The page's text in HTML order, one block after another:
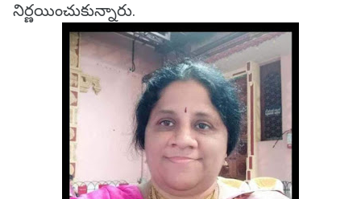
నిర్ణయించుకున్నారు.